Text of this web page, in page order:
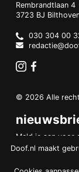
Doof.nl
work
Rembrandtlaan 4
3723 BJ
Netherlands
030 304 00
© 2026 Alle
Meld je aan voor
een overzicht
Doof.nl maakt